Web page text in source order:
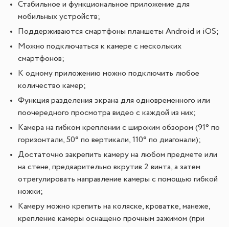
Стабильное и функциональное приложение для
мобильных устройств;
Поддерживаются смартфоны планшеты Android и iOS;
Можно подключаться к камере с нескольких
смартфонов;
К одному приложению можно подключить любое
количество камер;
Функция разделения экрана для одновременного или
поочередного просмотра видео с каждой из них;
Камера на гибком креплении с широким обзором (91° по
горизонтали, 50° по вертикали, 110° по диагонали);
Достаточно закрепить камеру на любом предмете или
на стене, предварительно вкрутив 2 винта, а затем
отрегулировать направление камеры с помощью гибкой
ножки;
Камеру можно крепить на коляске, кроватке, манеже,
крепление камеры оснащено прочным зажимом (при